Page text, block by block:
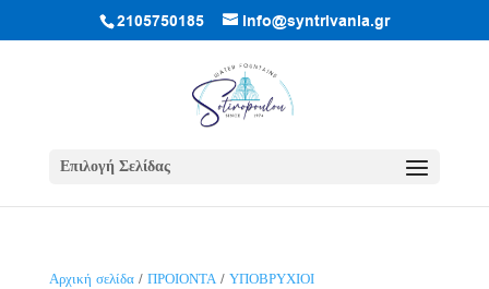
2105750185 info@syntrivania.gr
Επιλογή Σελίδας
Αρχική σελίδα/ ΠΡΟΙΟΝΤΑ/ ΥΠΟΒΡΥΧΙΟΙ